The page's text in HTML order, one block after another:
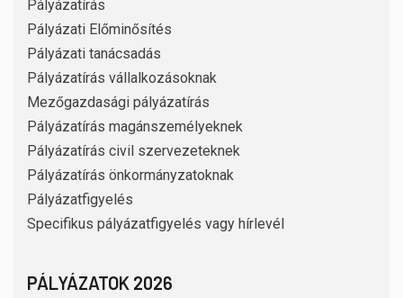
Pályázatírás
Pályázati Előminősítés
Pályázati tanácsadás
Pályázatírás vállalkozásoknak
Mezőgazdasági pályázatírás
Pályázatírás magánszemélyeknek
Pályázatírás civil szervezeteknek
Pályázatírás önkormányzatoknak
Pályázatfigyelés
Specifikus pályázatfigyelés vagy hírlevél
PÁLYÁZATOK 2026